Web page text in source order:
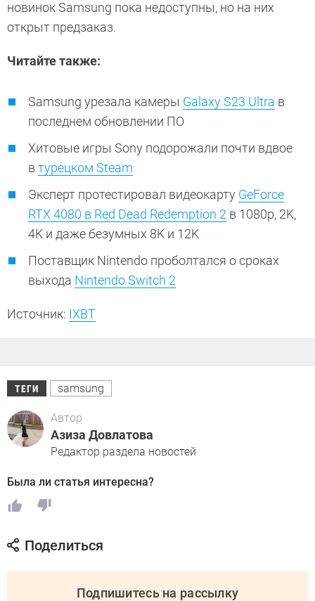
новинок Samsung пока недоступны, но на них
открыт предзаказ.
Читайте также:
Samsung урезала камеры Galaxy S23 Ultra в
последнем обновлении ПО
Хитовые игры Sony подорожали почти вдвое
в турецком Steam
Эксперт протестировал видеокарту GeForce
RTX 4080 в Red Dead Redemption 2 в 1080p, 2K,
4K и даже безумных 8K и 12K
Поставщик Nintendo проболтался о сроках
выхода Nintendo Switch 2
Источник: IXBT
ТЕГИ samsung
Автор
Азиза Довлатова
Редактор раздела новостей
Была ли статья интересна?
Поделиться
Подпишитесь на рассылку